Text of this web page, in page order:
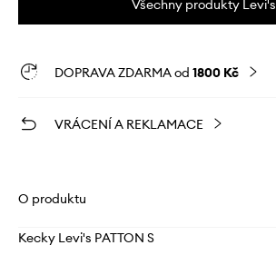
Všechny produkty Levi's
DOPRAVA ZDARMA od 1800 Kč
VRÁCENÍ A REKLAMACE
O produktu
Kecky Levi's PATTON S